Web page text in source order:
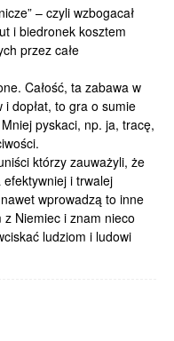
– czyli wzbogacał
i biedronek kosztem
przez całe
Całość, ta zabawa w
dopłat, to gra o sumie
pyskaci, np. ja, tracę,
którzy zauważyli, że
efektywniej i trwalej
wprowadzą to inne
Niemiec i znam nieco
ludziom i ludowi